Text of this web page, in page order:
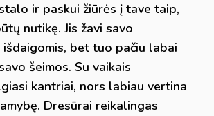
ir paskui žiūrės į tave taip,
nutikę. Jis žavi savo
išdaigomis, bet tuo pačiu labai
šeimos. Su vaikais
kantriai, nors labiau vertina
Dresūrai reikalingas